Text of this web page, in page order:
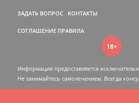
ЗАДАТЬ ВОПРОС КОНТАКТЫ
СОГЛАШЕНИЕ ПРАВИЛА
18+
Информация предоставляется
Не занимайтесь самолечением. Всегда